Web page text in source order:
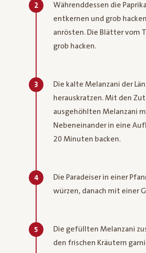
2
Währenddessen die
entkernen und grob
anrösten. Die Blätter vom
grob hacken.
3
Die kalte Melanzani der
herauskratzen. Mit den
ausgehöhlten Melanzani
Nebeneinander in eine
20 Minuten backen.
4
Die Paradeiser in einer
würzen, danach mit einer
5
Die gefüllten Melanzani
den frischen Kräutern